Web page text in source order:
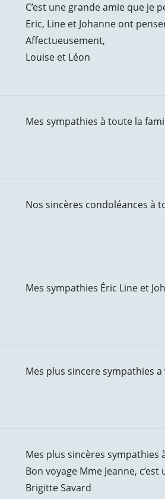
C’est une grande amie que je
Eric, Line et Johanne ont
Affectueusement,
Louise et Léon
Mes sympathies à toute la
Nos sincères condoléances à
Mes sympathies Éric Line et
Mes plus sincere sympathies
Mes plus sincères sympathies
Bon voyage Mme Jeanne,
Brigitte Savard